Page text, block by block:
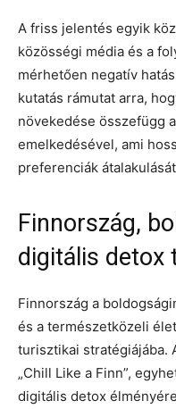
A friss jelentés egyik
közösségi média és a
mérhetően negatív
kutatás rámutat arra,
növekedése összefügg
emelkedésével, ami
preferenciák
Finnország,
digitális detox
Finnország a
és a természetközeli
turisztikai stratégiájába.
„Chill Like a Finn”,
digitális detox